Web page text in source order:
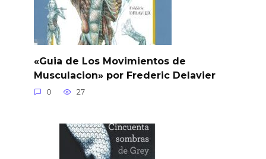
«Guia de Los Movimientos de
Musculacion» por Frederic Delavier
0 27